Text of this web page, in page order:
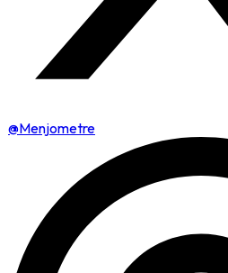
@Menjometre